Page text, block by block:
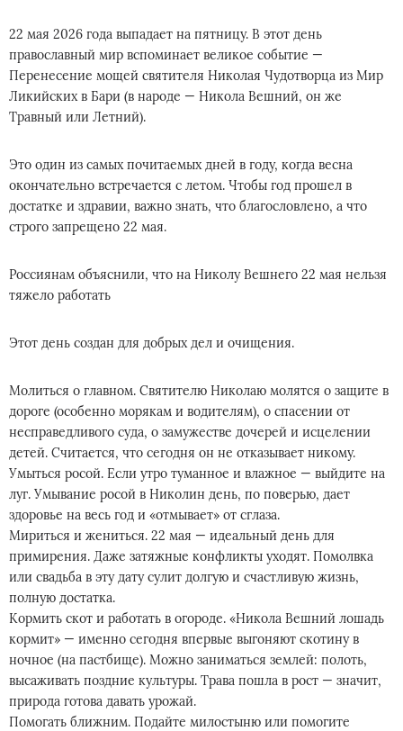
22 мая 2026 года выпадает на пятницу. В этот день
православный мир вспоминает великое событие —
Перенесение мощей святителя Николая Чудотворца из Мир
Ликийских в Бари (в народе — Никола Вешний, он же
Травный или Летний).
Это один из самых почитаемых дней в году, когда весна
окончательно встречается с летом. Чтобы год прошел в
достатке и здравии, важно знать, что благословлено, а что
строго запрещено 22 мая.
Россиянам объяснили, что на Николу Вешнего 22 мая нельзя
тяжело работать
Этот день создан для добрых дел и очищения.
Молиться о главном. Святителю Николаю молятся о защите в
дороге (особенно морякам и водителям), о спасении от
несправедливого суда, о замужестве дочерей и исцелении
детей. Считается, что сегодня он не отказывает никому.
Умыться росой. Если утро туманное и влажное — выйдите на
луг. Умывание росой в Николин день, по поверью, дает
здоровье на весь год и «отмывает» от сглаза.
Мириться и жениться. 22 мая — идеальный день для
примирения. Даже затяжные конфликты уходят. Помолвка
или свадьба в эту дату сулит долгую и счастливую жизнь,
полную достатка.
Кормить скот и работать в огороде. «Никола Вешний лошадь
кормит» — именно сегодня впервые выгоняют скотину в
ночное (на пастбище). Можно заниматься землей: полоть,
высаживать поздние культуры. Трава пошла в рост — значит,
природа готова давать урожай.
Помогать ближним. Подайте милостыню или помогите